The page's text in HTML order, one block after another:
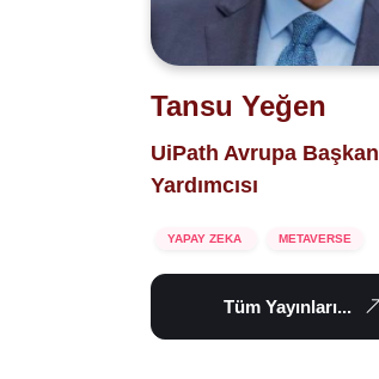
Tansu Yeğen
UiPath Avrupa Başkan
Yardımcısı
YAPAY ZEKA METAVERSE
Tüm Yayınları...